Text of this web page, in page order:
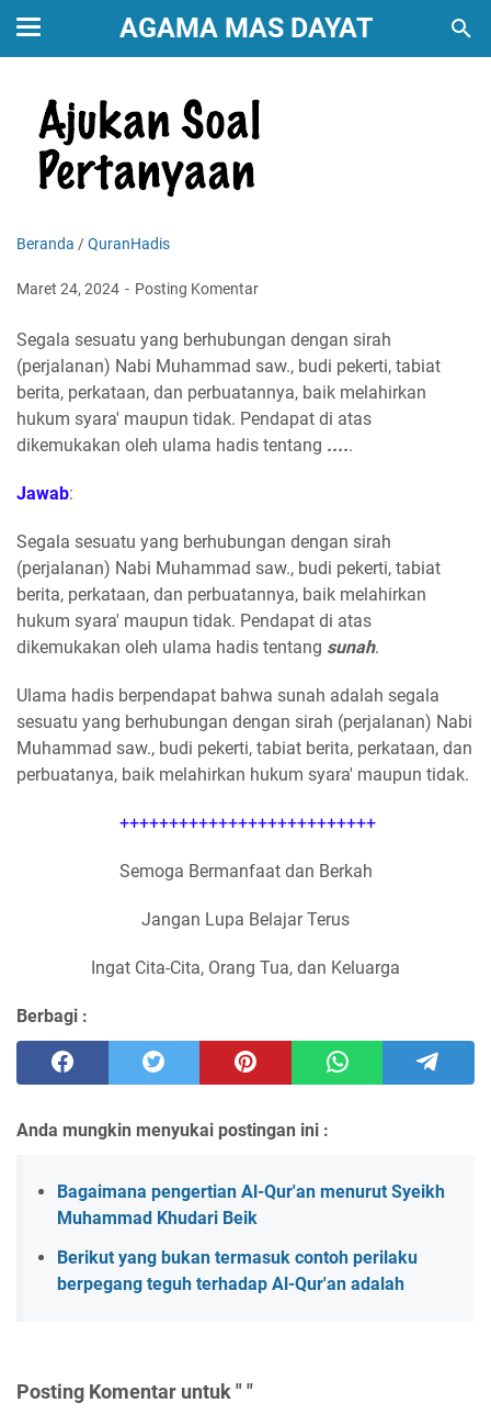
AGAMA MAS DAYAT
Beranda /QuranHadis
Maret 24, 2024 Posting Komentar
Segala sesuatu yang berhubungan dengan sirah
(perjalanan) Nabi Muhammad saw., budi pekerti, tabiat
berita, perkataan, dan perbuatannya, baik melahirkan
hukum syara' maupun tidak. Pendapat di atas
dikemukakan oleh ulama hadis tentang .....
Jawab:
Segala sesuatu yang berhubungan dengan sirah
(perjalanan) Nabi Muhammad saw., budi pekerti, tabiat
berita, perkataan, dan perbuatannya, baik melahirkan
hukum syara' maupun tidak. Pendapat di atas
dikemukakan oleh ulama hadis tentang sunah.
Ulama hadis berpendapat bahwa sunah adalah segala
sesuatu yang berhubungan dengan sirah (perjalanan) Nabi
Muhammad saw., budi pekerti, tabiat berita, perkataan, dan
perbuatanya, baik melahirkan hukum syara' maupun tidak.
++++++++++++++++++++++++++
Semoga Bermanfaat dan Berkah
Jangan Lupa Belajar Terus
Ingat Cita-Cita, Orang Tua, dan Keluarga
Berbagi :
Anda mungkin menyukai postingan ini :
Bagaimana pengertian Al-Qur'an menurut Syeikh
Muhammad Khudari Beik
Berikut yang bukan termasuk contoh perilaku
berpegang teguh terhadap Al-Qur'an adalah
Posting Komentar untuk " "